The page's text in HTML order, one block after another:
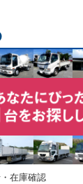
在庫確認